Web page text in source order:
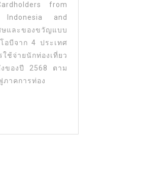
from
Indonesia and
และของขวัญแบบ
อบีจาก 4 ประเทศ
ช้จ่ายนักท่องเที่ยว
งของปี 2568 ตาม
าคการท่อง